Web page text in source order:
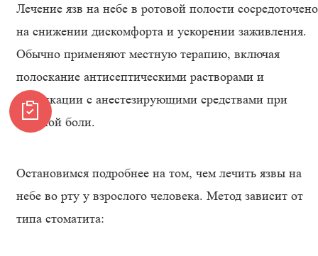
Лечение язв на небе в ротовой полости сосредоточено
на снижении дискомфорта и ускорении заживления.
Обычно применяют местную терапию, включая
полоскание антисептическими растворами и
аппликации с анестезирующими средствами при
сильной боли.
Остановимся подробнее на том, чем лечить язвы на
небе во рту у взрослого человека. Метод зависит от
типа стоматита: